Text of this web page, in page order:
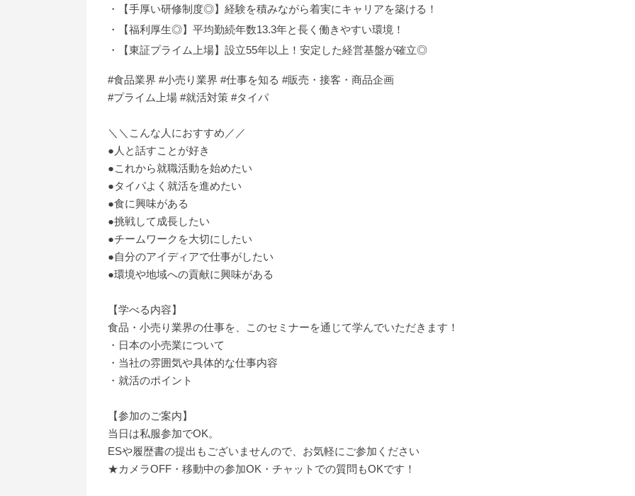
・【手厚い研修制度◎】経験を積みながら着実にキャリアを築ける！
・【福利厚生◎】平均勤続年数13.3年と長く働きやすい環境！
・【東証プライム上場】設立55年以上！安定した経営基盤が確立◎
#食品業界 #小売り業界 #仕事を知る #販売・接客・商品企画
#プライム上場 #就活対策 #タイパ
＼＼こんな人におすすめ／／
●人と話すことが好き
●これから就職活動を始めたい
●タイパよく就活を進めたい
●食に興味がある
●挑戦して成長したい
●チームワークを大切にしたい
●自分のアイディアで仕事がしたい
●環境や地域への貢献に興味がある
【学べる内容】
食品・小売り業界の仕事を、このセミナーを通じて学んでいただきます！
・日本の小売業について
・当社の雰囲気や具体的な仕事内容
・就活のポイント
【参加のご案内】
当日は私服参加でOK。
ESや履歴書の提出もございませんので、お気軽にご参加ください
★カメラOFF・移動中の参加OK・チャットでの質問もOKです！